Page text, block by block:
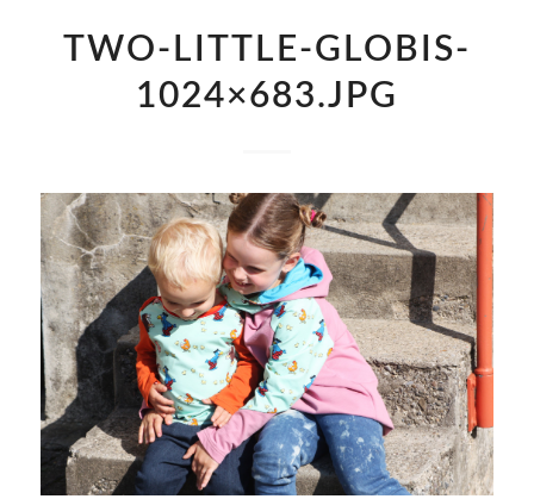
TWO-LITTLE-GLOBIS-
1024×683.JPG